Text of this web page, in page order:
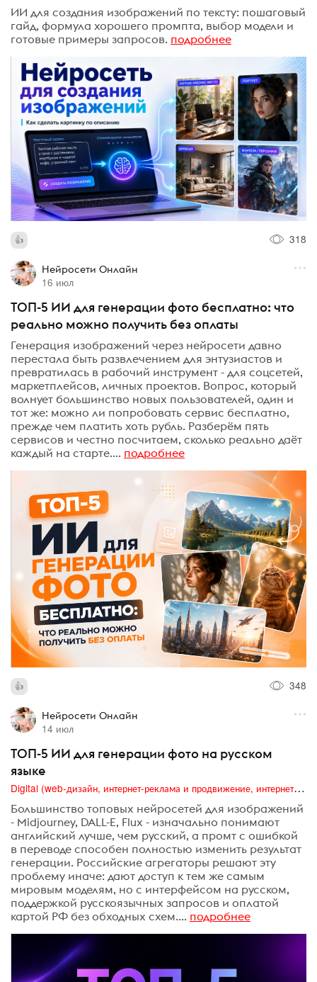
ИИ для создания изображений по тексту: пошаговый
гайд, формула хорошего промпта, выбор модели и
готовые примеры запросов. подробнее
318
Нейросети Онлайн
16 июл
ТОП-5 ИИ для генерации фото бесплатно: что
реально можно получить без оплаты
Генерация изображений через нейросети давно
перестала быть развлечением для энтузиастов и
превратилась в рабочий инструмент - для соцсетей,
маркетплейсов, личных проектов. Вопрос, который
волнует большинство новых пользователей, один и
тот же: можно ли попробовать сервис бесплатно,
прежде чем платить хоть рубль. Разберём пять
сервисов и честно посчитаем, сколько реально даёт
каждый на старте.... подробнее
348
Нейросети Онлайн
14 июл
ТОП-5 ИИ для генерации фото на русском
языке
Digital (web-дизайн, интернет-реклама и продвижение, интернет-сообщества и блоги, интернет-коммуникации, мобильный маркетинг, реклама на цифровых экранах)
Большинство топовых нейросетей для изображений
- Midjourney, DALL-E, Flux - изначально понимают
английский лучше, чем русский, а промт с ошибкой
в переводе способен полностью изменить результат
генерации. Российские агрегаторы решают эту
проблему иначе: дают доступ к тем же самым
мировым моделям, но с интерфейсом на русском,
поддержкой русскоязычных запросов и оплатой
картой РФ без обходных схем.... подробнее